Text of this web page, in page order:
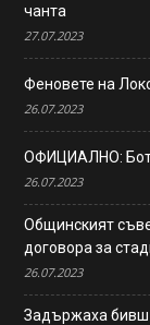
чанта
27.07.2023
Феновете на
26.07.2023
ОФИЦИАЛНО:
26.07.2023
Общинският
договора за
26.07.2023
Задържаха бивш